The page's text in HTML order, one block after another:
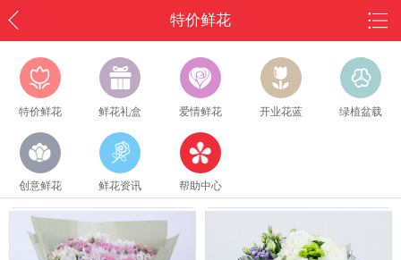
特价鲜花
特价鲜花 鲜花礼盒 爱情鲜花 开业花蓝 绿植盆载
创意鲜花 鲜花资讯 帮助中心